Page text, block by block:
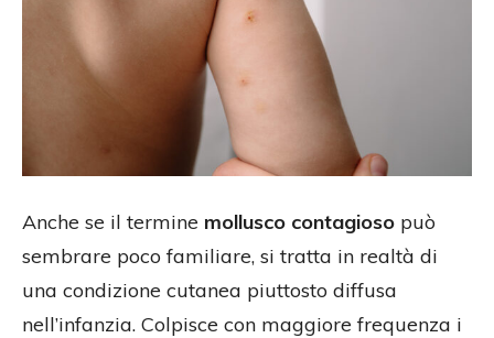
Anche se il termine mollusco contagioso può
sembrare poco familiare, si tratta in realtà di
una condizione cutanea piuttosto diffusa
nell’infanzia. Colpisce con maggiore frequenza i